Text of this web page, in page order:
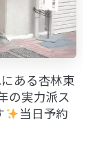
ある杏林東
の実力派ス
当日予約